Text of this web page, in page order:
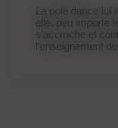
La pole dance
elle, peu importe
s’accroche et
l’enseignement